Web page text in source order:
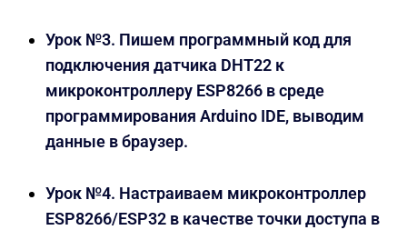
Урок №3. Пишем программный код для
подключения датчика DHT22 к
микроконтроллеру ESP8266 в среде
программирования Arduino IDE, выводим
данные в браузер.
Урок №4. Настраиваем микроконтроллер
ESP8266/ESP32 в качестве точки доступа в